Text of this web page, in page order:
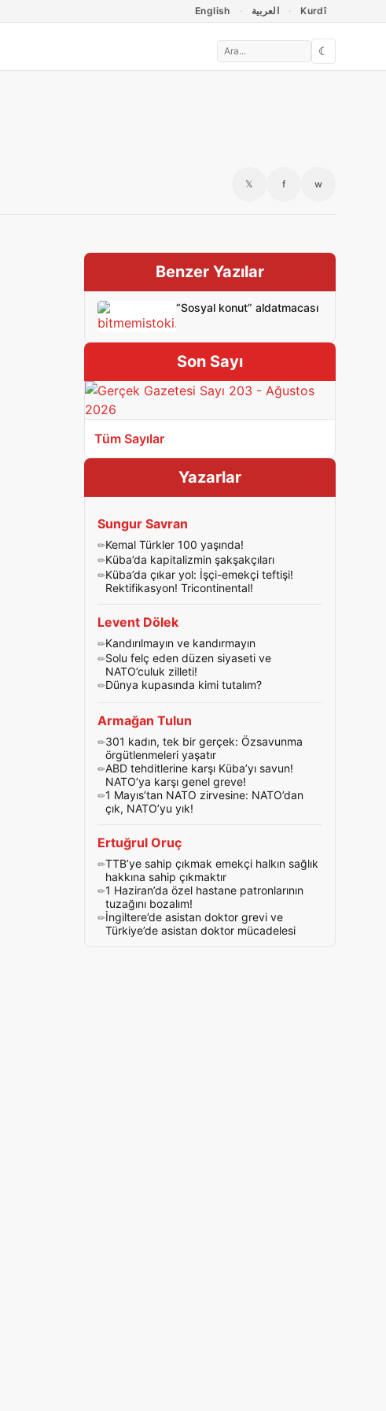
English العربية Kurdî
☾
𝕏 f w
Benzer Yazılar
“Sosyal konut” aldatmacası
Son Sayı
Tüm Sayılar
Yazarlar
Sungur Savran
Kemal Türkler 100 yaşında!
Küba’da kapitalizmin şakşakçıları
Küba’da çıkar yol: İşçi-emekçi teftişi!
Rektifikasyon! Tricontinental!
Levent Dölek
Kandırılmayın ve kandırmayın
Solu felç eden düzen siyaseti ve
NATO’culuk zilleti!
Dünya kupasında kimi tutalım?
Armağan Tulun
301 kadın, tek bir gerçek: Özsavunma
örgütlenmeleri yaşatır
ABD tehditlerine karşı Küba’yı savun!
NATO’ya karşı genel greve!
1 Mayıs’tan NATO zirvesine: NATO’dan
çık, NATO’yu yık!
Ertuğrul Oruç
TTB’ye sahip çıkmak emekçi halkın sağlık
hakkına sahip çıkmaktır
1 Haziran’da özel hastane patronlarının
tuzağını bozalım!
İngiltere’de asistan doktor grevi ve
Türkiye’de asistan doktor mücadelesi